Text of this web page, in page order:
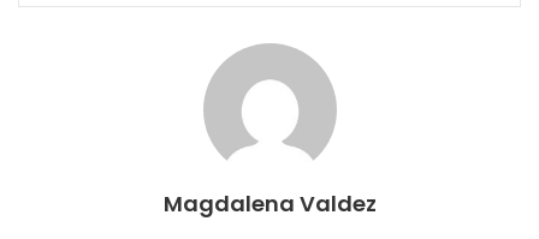
Magdalena Valdez